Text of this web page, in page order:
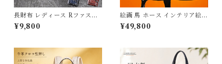
長財布 レディース Rファスナ
ー 彫刻 カービング イタリアン
レザー ヌバック 春財布 雑貨
239632_ee
¥9,800
絵画 馬 ホース インテリア絵画
アートパネル インテリア 壁掛
け 風景画 油絵 ポスター アー
ーム おしゃれ 飾る 巣ごもり 6
0×90ｃｍ 送料無料
¥49,800